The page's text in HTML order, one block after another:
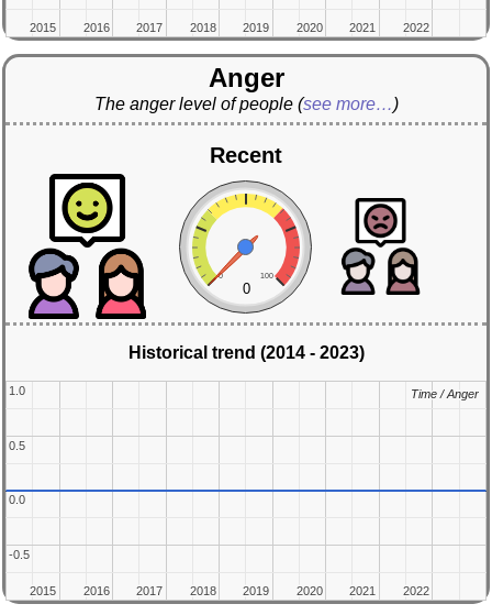
2015
2015 2016
2016 2017
2017 2018
2018 2019
2019 2020
2020 2021
2021 2022
2022
Anger
The anger level of people (see more…)
Recent
0 100
0
Historical trend (2014 - 2023)
2015
2015 2016
2016 2017
2017 2018
2018 2019
2019 2020
2020 2021
2021 2022
2022
-0.5
-0.5
0.0
0.0
0.5
0.5
1.0
1.0 Time / Anger
Time / Anger